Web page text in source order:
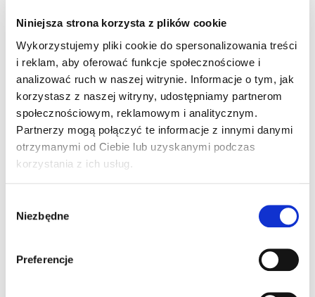
Niniejsza strona korzysta z plików cookie
Wykorzystujemy pliki cookie do spersonalizowania treści
i reklam, aby oferować funkcje społecznościowe i
analizować ruch w naszej witrynie. Informacje o tym, jak
korzystasz z naszej witryny, udostępniamy partnerom
społecznościowym, reklamowym i analitycznym.
Partnerzy mogą połączyć te informacje z innymi danymi
otrzymanymi od Ciebie lub uzyskanymi podczas
korzystania z ich usług.
zgody
Niezbędne
Preferencje
SKU:0115
Oznaczenia informacyjne Wyposażenie ośrodka
Informacje dodatkowe
Opinie (0)
Plakat w formacie A3 przypominający o obuwiu
noszenia obuwia ochronnego.
Niezbędne w Twoim Ośrodku Szkolenia Kierowców.